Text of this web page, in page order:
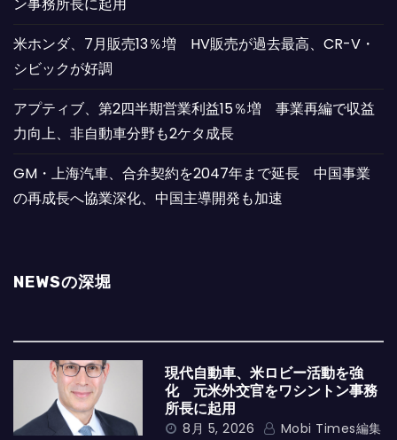
米ホンダ、7月販売13％増 HV販売が過去最高、CR-V・
シビックが好調
アプティブ、第2四半期営業利益15％増 事業再編で収益
力向上、非自動車分野も2ケタ成長
GM・上海汽車、合弁契約を2047年まで延長 中国事業
の再成長へ協業深化、中国主導開発も加速
NEWSの深堀
現代自動車、米ロビー活動を強
化 元米外交官をワシントン事務
所長に起用
8月 5, 2026
Mobi Times編集